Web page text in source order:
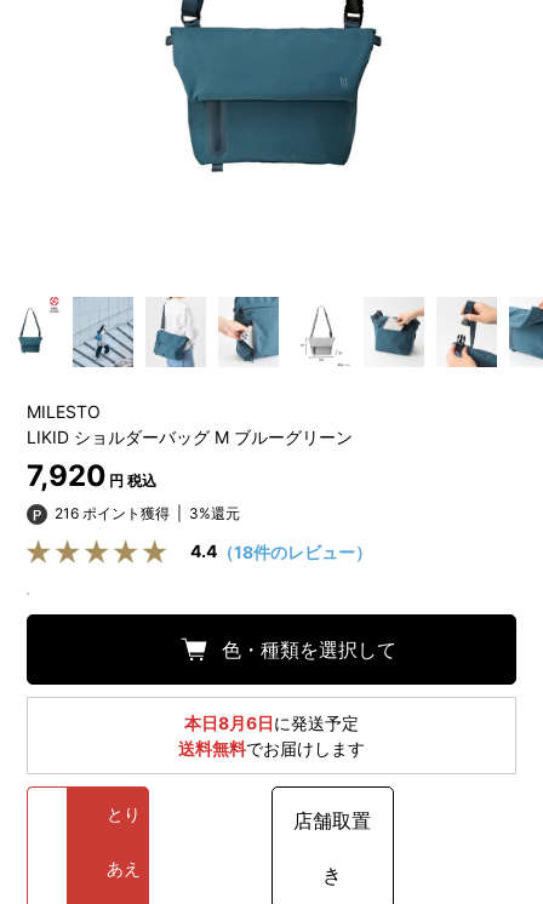
MILESTO
LIKID ショルダーバッグ M ブルーグリーン
7,920 円 税込
216 ポイント獲得
3%還元
4.4 （18件のレビュー）
色・種類を選択して
本日8月6日に発送予定
送料無料でお届けします
とり
あえ
店舗取置
き